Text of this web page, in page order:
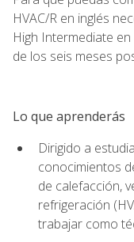
HVAC/R en inglés
High Intermediate
de los seis meses
Lo que aprenderás
Dirigido a
conocimientos
de calefacción,
refrigeración
trabajar como